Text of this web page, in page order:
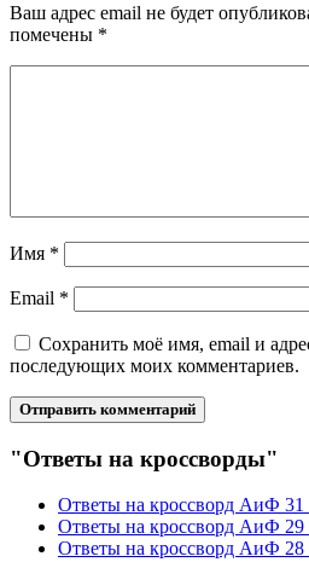
Ваш адрес email не будет
помечены *
Имя *
Email *
Сохранить моё имя, email и
последующих моих комментариев.
"Ответы на кроссворды"
Ответы на кроссворд АиФ 31
Ответы на кроссворд АиФ 29
Ответы на кроссворд АиФ 28